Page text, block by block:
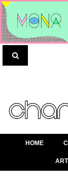
HOME